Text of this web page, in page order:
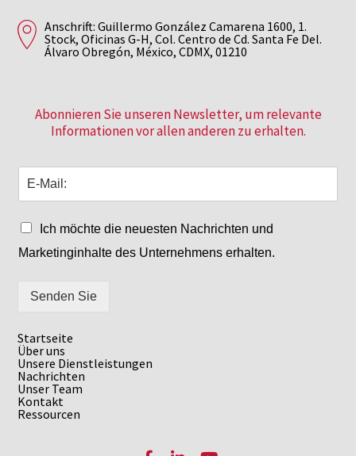
Anschrift: Guillermo González Camarena 1600, 1.
Stock, Oficinas G-H, Col. Centro de Cd. Santa Fe Del.
Álvaro Obregón, México, CDMX, 01210
Abonnieren Sie unseren Newsletter, um relevante
Informationen vor allen anderen zu erhalten.
Ich möchte die neuesten Nachrichten und
Marketinginhalte des Unternehmens erhalten.
Senden Sie
Startseite
Über uns
Unsere Dienstleistungen
Nachrichten
Unser Team
Kontakt
Ressourcen